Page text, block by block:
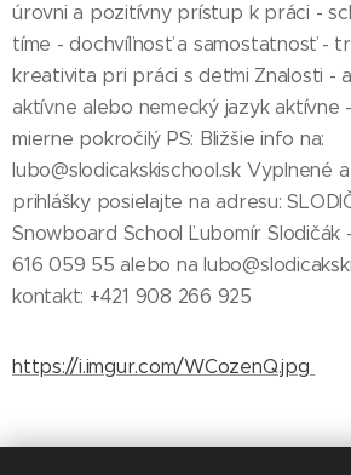
úrovni a pozitívny prístup k práci -
tíme - dochvíľnosť a samostatnosť -
kreativita pri práci s deťmi Znalosti -
aktívne alebo nemecký jazyk aktívne
mierne pokročilý PS: Bližšie info na:
lubo@slodicakskischool.sk Vyplnené
prihlášky posielajte na adresu:
Snowboard School Ľubomír Slodičák
616 059 55 alebo na
kontakt: +421 908 266 925
https://i.imgur.com/WCozenQ.jpg